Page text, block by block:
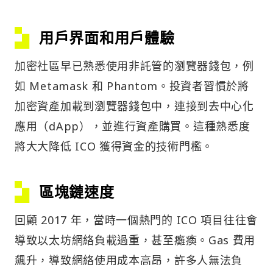
用戶界面和用戶體驗
加密社區早已熟悉使用非託管的瀏覽器錢包，例
如 Metamask 和 Phantom。投資者習慣於將
加密資產加載到瀏覽器錢包中，連接到去中心化
應用（dApp），並進行資產購買。這種熟悉度
將大大降低 ICO 獲得資金的技術門檻。
區塊鏈速度
回顧 2017 年，當時一個熱門的 ICO 項目往往會
導致以太坊網絡負載過重，甚至癱瘓。Gas 費用
飆升，導致網絡使用成本高昂，許多人無法負